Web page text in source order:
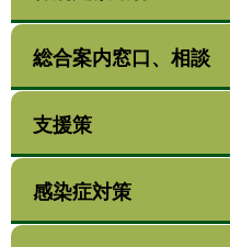
総合案内窓口、相談
支援策
感染症対策